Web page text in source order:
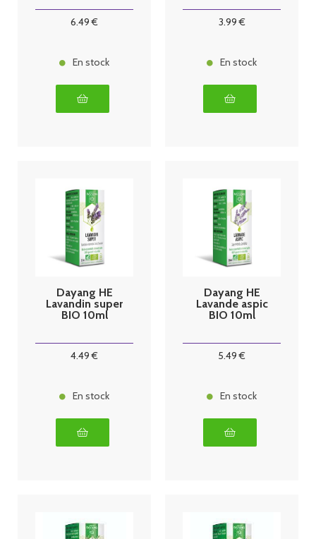
6.49 €
En stock
3.99€
En stock
Dayang HE
Lavandin super
BIO 10ml
4.49 €
En stock
Dayang HE
Lavande aspic
BIO 10ml
5.49 €
En stock